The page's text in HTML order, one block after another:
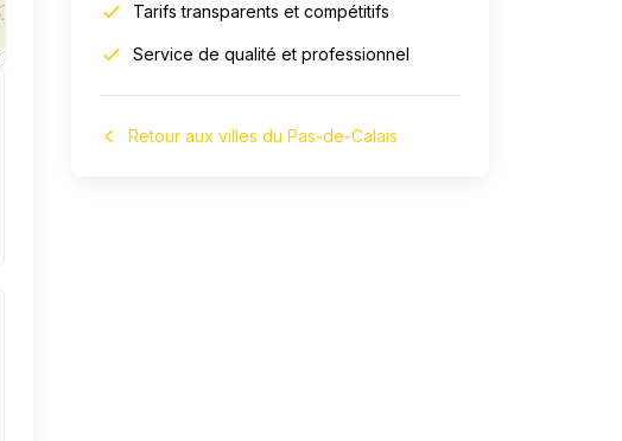
Tarifs transparents et compétitifs
Service de qualité et professionnel
Retour aux villes du Pas-de-Calais